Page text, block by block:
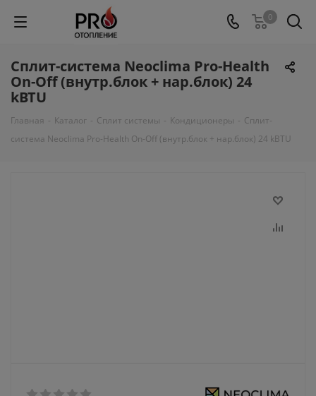
0
Сплит-система Neoclima Pro-Health
On-Off (внутр.блок + нар.блок) 24
kBTU
Главная - Каталог - Сплит системы - Кондиционеры - Сплит-
система Neoclima Pro-Health On-Off (внутр.блок + нар.блок) 24 kBTU